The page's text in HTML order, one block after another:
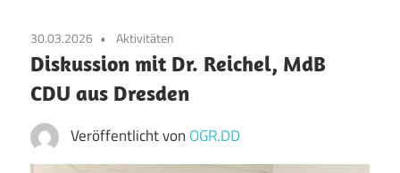
RECHTS.DRESDEN
30.03.2026 Aktivitäten
Diskussion mit Dr. Reichel, MdB
CDU aus Dresden
Veröffentlicht von OGR.DD